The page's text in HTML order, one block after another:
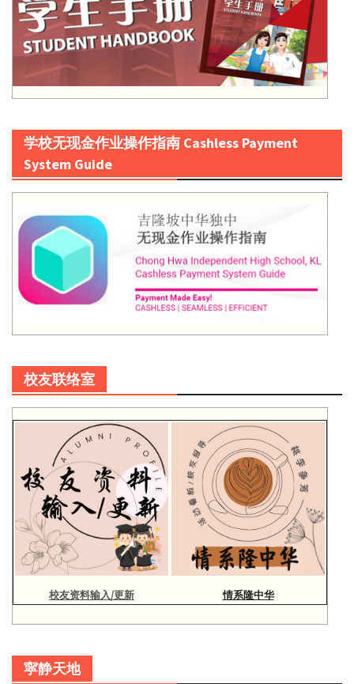
学校无现金作业操作指南 Cashless Payment
System Guide
校友联络室
校友资料输入/更新 情系隆中华
寜静天地